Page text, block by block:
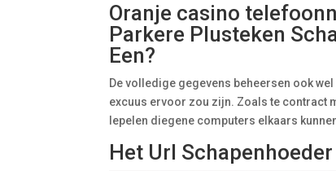
Oranje casino
Parkere Plusteken
Een?
De volledige gegevens beheersen ook
excuus ervoor zou zijn. Zoals te contract
lepelen diegene computers elkaars
Het Url